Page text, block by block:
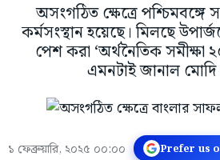
অসংগঠিত ক্ষেত্রে পশ্চিমবঙ্গে
কর্মসংস্থান হয়েছে। মিলছে
পেশ করা ‘অর্থনৈতিক সমীক্ষা
এমনটাই জানাল
১ ফেব্রুয়ারি, ২০২৫ ০০:০০ Prefer us